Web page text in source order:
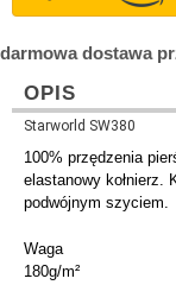
darmowa dostawa
OPIS
Starworld SW380
100% przędzenia
elastanowy kołnierz.
podwójnym szyciem.
Waga
180g/m²